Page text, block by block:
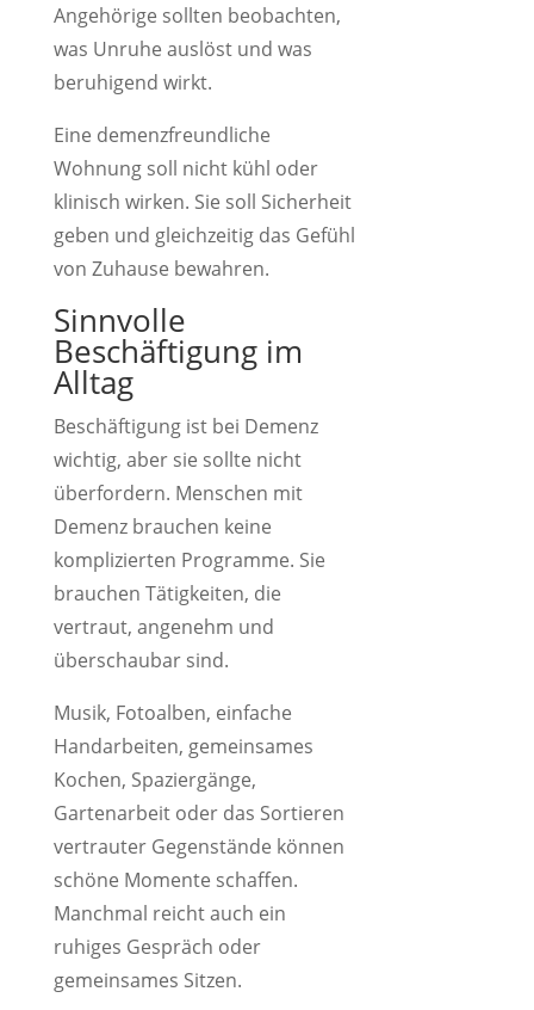
Angehörige sollten beobachten,
was Unruhe auslöst und was
beruhigend wirkt.
Eine demenzfreundliche
Wohnung soll nicht kühl oder
klinisch wirken. Sie soll Sicherheit
geben und gleichzeitig das Gefühl
von Zuhause bewahren.
Sinnvolle
Beschäftigung im
Alltag
Beschäftigung ist bei Demenz
wichtig, aber sie sollte nicht
überfordern. Menschen mit
Demenz brauchen keine
komplizierten Programme. Sie
brauchen Tätigkeiten, die
vertraut, angenehm und
überschaubar sind.
Musik, Fotoalben, einfache
Handarbeiten, gemeinsames
Kochen, Spaziergänge,
Gartenarbeit oder das Sortieren
vertrauter Gegenstände können
schöne Momente schaffen.
Manchmal reicht auch ein
ruhiges Gespräch oder
gemeinsames Sitzen.